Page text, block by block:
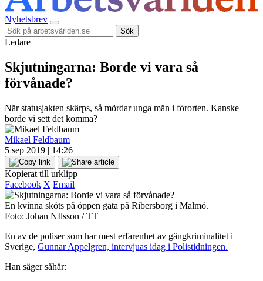
Nyhetsbrev
Sök
Ledare
Skjutningarna: Borde vi vara så
förvånade?
När statusjakten skärps, så mördar unga män i förorten. Kanske
borde vi sett det komma?
Mikael Feldbaum
5 sep 2019 | 14:26
Kopierat till urklipp
Facebook X Email
En kvinna sköts på öppen gata på Ribersborg i Malmö.
Foto: Johan NIlsson / TT
En av de poliser som har mest erfarenhet av gängkriminalitet i
Sverige, Gunnar Appelgren, intervjuas idag i Polistidningen.
Han säger såhär: